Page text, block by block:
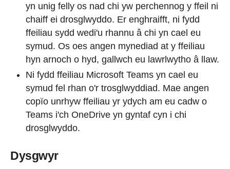
yn unig felly os nad chi yw perchennog y ffeil ni
chaiff ei drosglwyddo. Er enghraifft, ni fydd
ffeiliau sydd wedi'u rhannu â chi yn cael eu
symud. Os oes angen mynediad at y ffeiliau
hyn arnoch o hyd, gallwch eu lawrlwytho â llaw.
Ni fydd ffeiliau Microsoft Teams yn cael eu
symud fel rhan o'r trosglwyddiad. Mae angen
copïo unrhyw ffeiliau yr ydych am eu cadw o
Teams i'ch OneDrive yn gyntaf cyn i chi
drosglwyddo.
Dysgwyr